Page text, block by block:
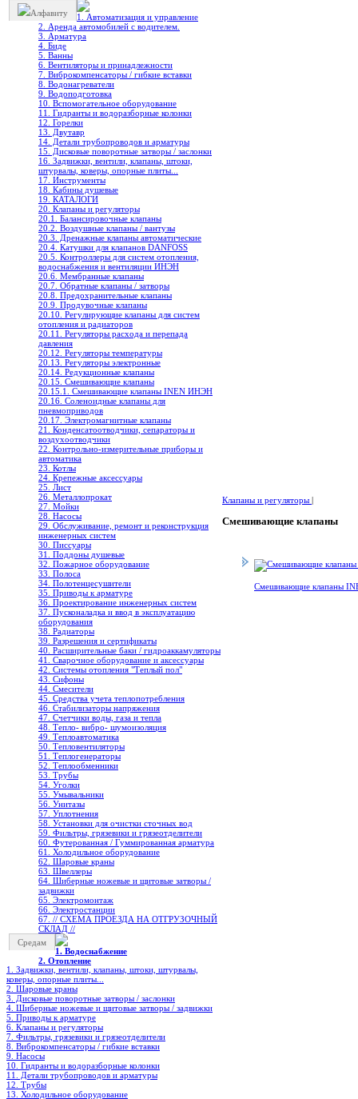
Алфавиту
1. Автоматизация и управление
2. Аренда автомобилей с водителем.
3. Арматура
4. Биде
5. Ванны
6. Вентиляторы и принадлежности
7. Виброкомпенсаторы / гибкие вставки
8. Водонагреватели
9. Водоподготовка
10. Вспомогательное оборудование
11. Гидранты и водоразборные колонки
12. Горелки
13. Двутавр
14. Детали трубопроводов и арматуры
15. Дисковые поворотные затворы / заслонки
16. Задвижки, вентили, клапаны, штоки,
штурвалы, коверы, опорные плиты...
17. Инструменты
18. Кабины душевые
19. КАТАЛОГИ
20. Клапаны и регуляторы
20.1. Балансировочные клапаны
20.2. Воздушные клапаны / вантузы
20.3. Дренажные клапаны автоматические
20.4. Катушки для клапанов DANFOSS
20.5. Контроллеры для систем отопления,
водоснабжения и вентиляции ИНЭН
20.6. Мембранные клапаны
20.7. Обратные клапаны / затворы
20.8. Предохранительные клапаны
20.9. Продувочные клапаны
20.10. Регулирующие клапаны для систем
отопления и радиаторов
20.11. Регуляторы расхода и перепада
давления
20.12. Регуляторы температуры
20.13. Регуляторы электронные
20.14. Редукционные клапаны
20.15. Смешивающие клапаны
20.15.1. Cмешивающие клапаны INEN ИНЭН
20.16. Соленоидные клапаны для
пневмоприводов
20.17. Электромагнитные клапаны
21. Конденсатоотводчики, сепараторы и
воздухоотводчики
22. Контрольно-измерительные приборы и
автоматика
23. Котлы
24. Крепежные аксессуары
25. Лист
26. Металлопрокат
27. Мойки
28. Насосы
29. Обслуживание, ремонт и реконструкция
инженерных систем
30. Писсуары
31. Поддоны душевые
32. Пожарное оборудование
33. Полоса
34. Полотенцесушители
35. Приводы к арматуре
36. Проектирование инженерных систем
37. Пусконаладка и ввод в эксплуатацию
оборудования
38. Радиаторы
39. Разрешения и сертификаты
40. Расширительные баки / гидроаккамуляторы
41. Сварочное оборудование и аксессуары
42. Системы отопления "Теплый пол"
43. Сифоны
44. Смесители
45. Средства учета теплопотребления
46. Стабилизаторы напряжения
47. Счетчики воды, газа и тепла
48. Тепло- вибро- шумоизоляция
49. Теплоавтоматика
50. Тепловентиляторы
51. Теплогенераторы
52. Теплообменники
53. Трубы
54. Уголки
55. Умывальники
56. Унитазы
57. Уплотнения
58. Установки для очистки сточных вод
59. Фильтры, грязевики и грязеотделители
60. Футерованная / Гуммированная арматура
61. Холодильное oборудование
62. Шаровые краны
63. Швеллеры
64. Шиберные ножевые и щитовые затворы /
задвижки
65. Электромонтаж
66. Электростанции
67. // СХЕМА ПРОЕЗДА НА ОТГРУЗОЧНЫЙ
СКЛАД //
Средам
1. Водоснабжение
2. Отопление
1. Задвижки, вентили, клапаны, штоки, штурвалы,
коверы, опорные плиты...
2. Шаровые краны
3. Дисковые поворотные затворы / заслонки
4. Шиберные ножевые и щитовые затворы / задвижки
5. Приводы к арматуре
6. Клапаны и регуляторы
7. Фильтры, грязевики и грязеотделители
8. Виброкомпенсаторы / гибкие вставки
9. Насосы
10. Гидранты и водоразборные колонки
11. Детали трубопроводов и арматуры
12. Трубы
13. Холодильное oборудование
Клапаны и регуляторы |
Смешивающие клапаны
Cмешивающие клапаны